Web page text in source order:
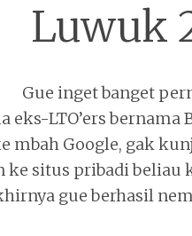
Luwuk
Gue inget banget
LTO’ers bernama
mbah Google, gak
ke situs pribadi beliau
gue berhasil